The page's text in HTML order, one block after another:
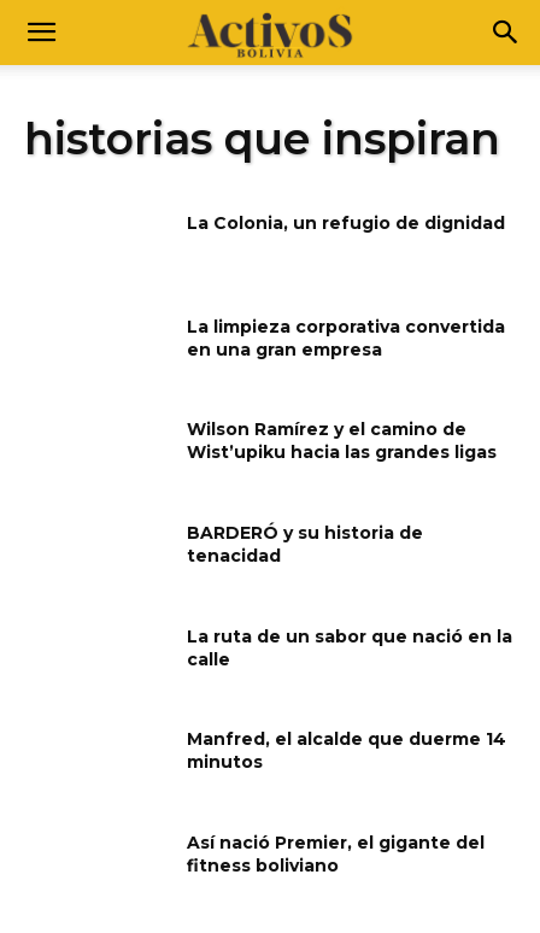
historias que inspiran
La Colonia, un refugio de dignidad
La limpieza corporativa convertida
en una gran empresa
Wilson Ramírez y el camino de
Wist’upiku hacia las grandes ligas
BARDERÓ y su historia de
tenacidad
La ruta de un sabor que nació en la
calle
Manfred, el alcalde que duerme 14
minutos
Así nació Premier, el gigante del
fitness boliviano